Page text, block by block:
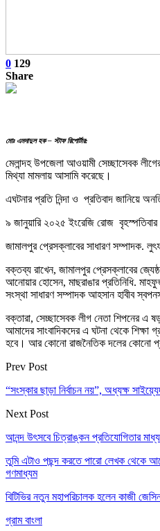
0 129
Share
মোঃ এমদাদুল হক – স্টাফ রিপোর্টার:
মেলান্দহ উপজেলা আওয়ামী সেচ্ছাসেবক
মিথ্যা মামলায় আসামি করেছে।
এঘটনার প্রতি নিন্দা ও প্রতিবাদ জানিয়ে
৯ জানুয়ারি ২০২৫ ইংরেজি রোজ বৃহস্পতিবার
জামালপুর প্রেসক্লাবের সাধারণ সম্পাদক.
বক্তব্য রাখেন, জামালপুর প্রেসক্লাবের
আনোয়ার হোসেন, মাছরাঙার প্রতিনিধি.
সংস্থা সাধারণ সম্পাদক আহসান হাবীব
বক্তারা, সেচ্ছাসেবক লীগ নেতা শিপনের এ
আমাদের সাংবাদিকদের এ ঘটনা থেকে
হবে। আর কোনো রাজনৈতিক দলের কোনো
Prev Post
“সংস্কার ছাড়া নির্বাচন নয়”, অধ্যক্ষ
Next Post
আনন্দ উৎসবে চিত্রাঙ্কন প্রতিযোগিতার
তুমি এটাও পছন্দ করতে পারো লেখক থেকে
গণমাধ্যম
বিটিভির নতুন মহাপরিচালক হলেন কাজী
গ্রাম বাংলা